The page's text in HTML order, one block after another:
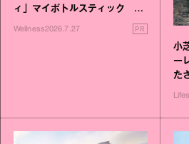
ィ」マイボトルスティック い
いこと毎日》シリーズが誕生
Wellness2026.7.27 PR
小
ー
た